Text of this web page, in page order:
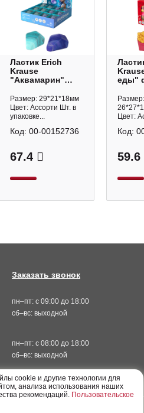
Ластик Erich
Krause
"Аквамарин"
29*21*18мм,
термопласт.
резина, ассорти
Размер: 29*21*18мм
Цвет: Ассорти Шт. в
упаковке...
67.4
Код: 00-00152736
еды"
65587
Размер:
Цвет:
59.6
Код:
пн–пт: с 09:00 до 18:00
сб–вс: выходной
пн–пт: с 08:00 до 18:00
сб–вс: выходной
Заказать звонок
cookie и другие технологии для
анализа использования наших
рекомендаций. Пользовательское